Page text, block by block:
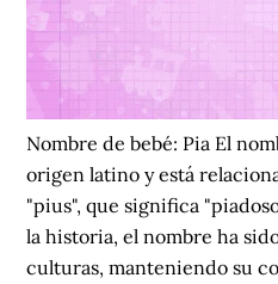
Nombre de bebé: Pia El
origen latino y está
"pius", que significa
la historia, el nombre ha
culturas, manteniendo su